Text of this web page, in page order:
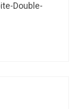
Double-